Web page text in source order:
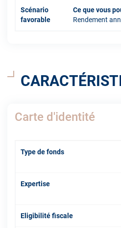
Scénario
favorable
Ce que vous
Rendement
Carte d'identité
Type de fonds
Expertise
Eligibilité fiscale